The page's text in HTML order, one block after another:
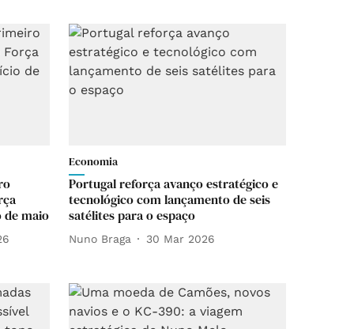
de maio
Economia
Portugal reforça avanço estratégico e
tecnológico com lançamento de seis
satélites para o espaço
Nuno Braga 30 Mar 2026